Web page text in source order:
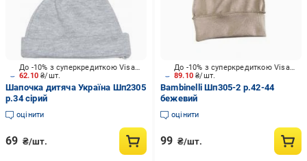
62.10₴/шт.
До -10% з суперкредиткою Visa Вигода
Шапочка дитяча Україна Шп2305
р.34 сірий
оцінити
69 ₴/шт.
89.10₴/шт.
До -10% з суперкредиткою Visa Вигода
Bambinelli Шп305-2 р.42-44
бежевий
оцінити
99 ₴/шт.